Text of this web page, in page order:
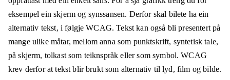
eksempel ein skjerm og synssansen. Derfor skal bilete ha ein
alternativ tekst, i følgje WCAG. Tekst kan også bli presentert på
mange ulike måtar, mellom anna som punktskrift, syntetisk tale,
på skjerm, tolkast som teiknspråk eller som symbol. WCAG
krev derfor at tekst blir brukt som alternativ til lyd, film og bilde.